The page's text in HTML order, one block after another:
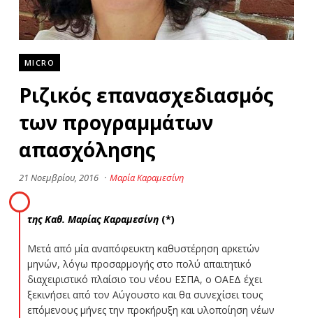
MICRO
Ριζικός επανασχεδιασμός
των προγραμμάτων
απασχόλησης
21 Νοεμβρίου, 2016 · Μαρία Καραμεσίνη
της Καθ. Μαρίας Καραμεσίνη(*)
Μετά από μία αναπόφευκτη καθυστέρηση αρκετών
μηνών, λόγω προσαρμογής στο πολύ απαιτητικό
διαχειριστικό πλαίσιο του νέου ΕΣΠΑ, ο ΟΑΕΔ έχει
ξεκινήσει από τον Αύγουστο και θα συνεχίσει τους
επόμενους μήνες την προκήρυξη και υλοποίηση νέων